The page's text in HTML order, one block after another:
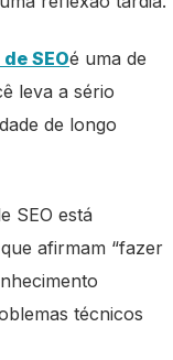
SEOé uma de
leva a sério
de longo
SEO está
afirmam “fazer
técnicos